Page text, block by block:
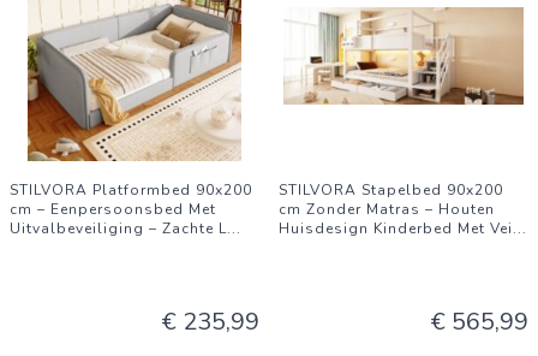
STILVORA Platformbed 90x200
cm – Eenpersoonsbed Met
Uitvalbeveiliging – Zachte L...
€ 235,99
STILVORA Stapelbed 90x200
cm Zonder Matras – Houten
Huisdesign Kinderbed Met Vei...
€ 565,99